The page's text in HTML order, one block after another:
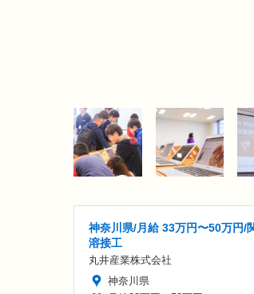
神奈川県/月給 33万円〜50万円/
溶接工
丸井産業株式会社
神奈川県